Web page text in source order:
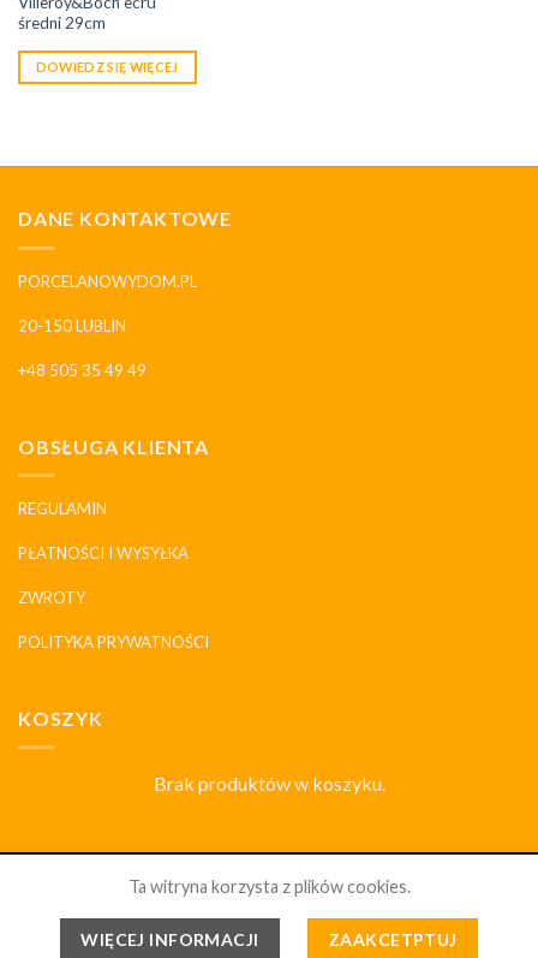
średni 29cm
DOWIEDZ SIĘ WIĘCEJ
DANE KONTAKTOWE
PORCELANOWYDOM.PL
20-150 LUBLIN
+48 505 35 49 49
OBSŁUGA KLIENTA
REGULAMIN
PŁATNOŚCI I WYSYŁKA
ZWROTY
POLITYKA PRYWATNOŚCI
KOSZYK
Brak produktów w koszyku.
DLACZEGO MY HISTORIA I MARKI KONTAKT
PORCELANOWYDOM.PL 2026 ©WSZELKIE PRAWA
ZABRONIONE
Ta witryna korzysta z plików cookies.
WIĘCEJ INFORMACJI ZAAKCETPTUJ